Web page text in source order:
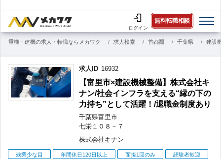
ログイン
無料転職相談
重機・建機の求人・転職ならメカワク 求人検索 首都圏 千葉県 建設
求人ID 16932
【富里市×建設機械整備】株式会社キ
ナン/社会インフラを支える“縁の下の
力持ち”として活躍！/退職金制度あり
千葉県富里市
七栄１０８－７
株式会社キナン
残業少な目 年間休日120日以上 面接1回のみ 経験者歓迎